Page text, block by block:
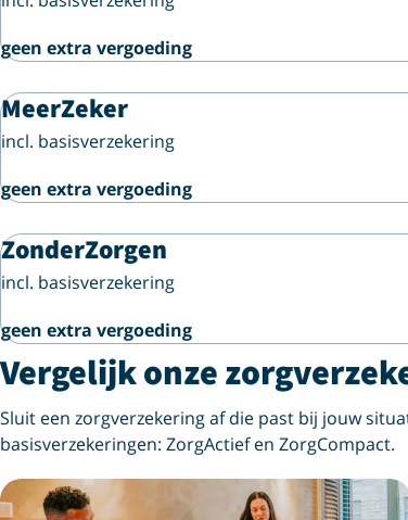
geen extra vergoeding
MeerZeker
incl. basisverzekering
geen extra vergoeding
ZonderZorgen
incl. basisverzekering
geen extra vergoeding
Vergelijk onze
Sluit een zorgverzekering af die past bij jouw
basisverzekeringen: ZorgActief en ZorgCompact.